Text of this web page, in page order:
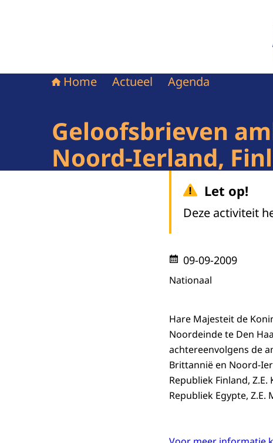
Home Actueel Agenda
Geloofsbrieven
Noord-Ierland,
Let op!
Deze activiteit
09-09-2009
Nationaal
Hare Majesteit de
Noordeinde te Den
achtereenvolgens de
Brittannië en Noord-
Republiek Finland,
Republiek Egypte, Z.E.